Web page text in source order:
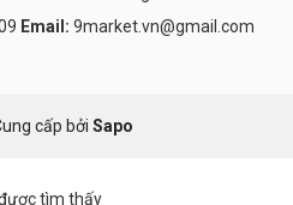
Email: 9market.vn@gmail.com
cấp bởi Sapo
tìm thấy